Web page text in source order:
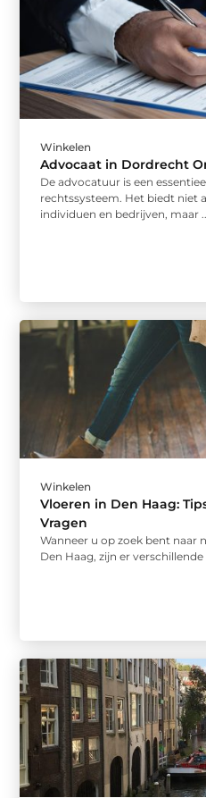
Winkelen
Advocaat in Dordrecht
De advocatuur is een
rechtssysteem. Het biedt niet
individuen en bedrijven, maar
Winkelen
Vloeren in Den Haag:
Vragen
Wanneer u op zoek bent naar
Den Haag, zijn er